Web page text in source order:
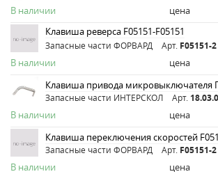
В наличии цена
Клавиша реверса F05151-F05151
Запасные части ФОРВАРД Арт. F05151-2
В наличии цена
Клавиша привода микровыключателя
Запасные части ИНТЕРСКОЛ Арт.
В наличии цена
Клавиша переключения скоростей
Запасные части ФОРВАРД Арт. F05151-2
В наличии цена